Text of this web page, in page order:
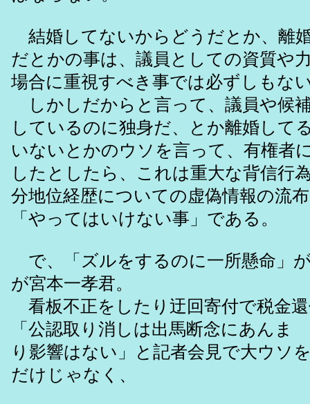
結婚してないからどうだとか、離
だとかの事は、議員としての資質や
場合に重視すべき事では必ずしもな
しかしだからと言って、議員や候
しているのに独身だ、とか離婚して
いないとかのウソを言って、有権者
したとしたら、これは重大な背信行
分地位経歴についての虚偽情報の流
「やってはいけない事」である。
で、「ズルをするのに一所懸命」
が宮本一孝君。
看板不正をしたり迂回寄付で税金
「公認取り消しは出馬断念にあんま
り影響はない」と記者会見で大ウソ
だけじゃなく、